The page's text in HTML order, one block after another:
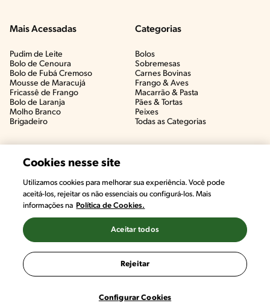
Mais Acessadas
Pudim de Leite
Bolo de Cenoura
Bolo de Fubá Cremoso
Mousse de Maracujá
Fricassê de Frango
Bolo de Laranja
Molho Branco
Brigadeiro
Categorias
Bolos
Sobremesas
Carnes Bovinas​
Frango & Aves​
Macarrão & Pasta​
Pães & Tortas​
Peixes
Todas as Categorias
Cookies nesse site
Utilizamos cookies para melhorar sua experiência. Você pode
aceitá-los, rejeitar os não essenciais ou configurá-los. Mais
informações na Política de Cookies.
Configurar Cookies
Rejeitar
Aceitar todos